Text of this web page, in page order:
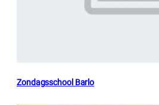
Zondagsschool Barlo